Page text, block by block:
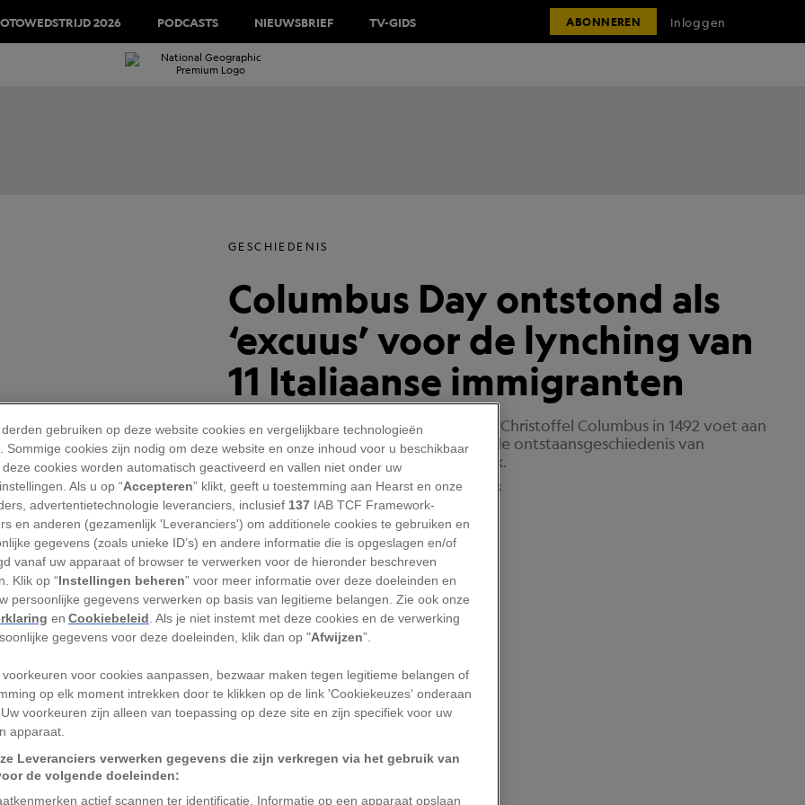
2026 PODCASTS NIEUWSBRIEF TV-GIDS ABONNEREN Inloggen
GESCHIEDENIS
Columbus Day ontstond als
‘excuus’ voor de lynching van
11 Italiaanse immigranten
Op 13 oktober vieren Amerikanen dat Christoffel Columbus in 1492 voet aan
wal zette in de Nieuwe Wereld. Maar de ontstaansgeschiedenis van
Columbus Day is allesbehalve feestelijk.
TEKSTROELIENE BOS Laatste Update: 13/10/2025
Columbus allemaal als de Italiaanse
naam van de Spaanse kroon op zoek
vaarroute richting Indië. In plaats
op het Amerikaanse continent. Zijn
in 1892 groots gevierd in de Verenigde
wel eerst elf Italiaans immigranten
geschiedenis van Columbus Day.
gebruiken op deze website cookies en vergelijkbare technologieën
Sommige cookies zijn nodig om deze website en onze inhoud voor u beschikbaar
cookies worden automatisch geactiveerd en vallen niet onder uw
Als u op “Accepteren” klikt, geeft u toestemming aan Hearst en onze
advertentietechnologie leveranciers, inclusief 137 IAB TCF Framework-
en anderen (gezamenlijk 'Leveranciers') om additionele cookies te gebruiken en
gegevens (zoals unieke ID’s) en andere informatie die is opgeslagen en/of
vanaf uw apparaat of browser te verwerken voor de hieronder beschreven
Klik op “Instellingen beheren” voor meer informatie over deze doeleinden en
persoonlijke gegevens verwerken op basis van legitieme belangen. Zie ook onze
enCookiebeleid . Als je niet instemt met deze cookies en de verwerking
gegevens voor deze doeleinden, klik dan op "Afwijzen”.
voorkeuren voor cookies aanpassen, bezwaar maken tegen legitieme belangen of
op elk moment intrekken door te klikken op de link 'Cookiekeuzes' onderaan
voorkeuren zijn alleen van toepassing op deze site en zijn specifiek voor uw
apparaat.
Leveranciers verwerken gegevens die zijn verkregen via het gebruik van
de volgende doeleinden:
actief scannen ter identificatie. Informatie op een apparaat opslaan